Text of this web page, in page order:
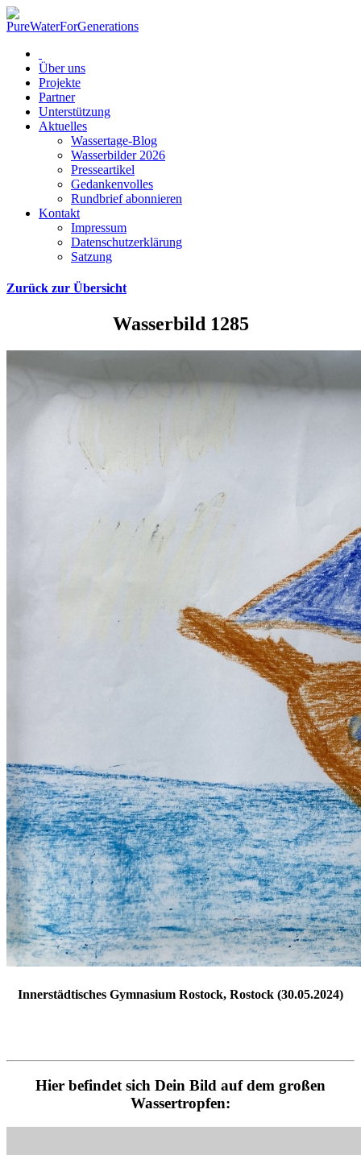
Über uns
Projekte
Partner
Unterstützung
Aktuelles
Wassertage-Blog
Wasserbilder 2026
Presseartikel
Gedankenvolles
Rundbrief abonnieren
Kontakt
Impressum
Datenschutzerklärung
Satzung
Zurück zur Übersicht
Wasserbild 1285
Innerstädtisches Gymnasium Rostock, Rostock (30.05.2024)
Hier befindet sich Dein Bild auf dem großen
Wassertropfen: